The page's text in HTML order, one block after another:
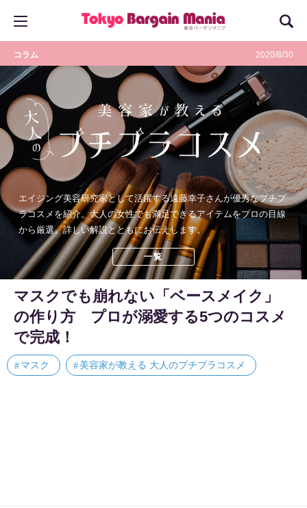
コラム 2020/8/30
エイジング美容研究家として活躍する遠藤幸子さんが優秀なプチプ
ラコスメを紹介。大人の女性でも満足できるアイテムをプロの目線
から厳選、詳しい解説とともにお伝えします。
一覧
マスクでも崩れない「ベースメイク」
の作り方 プロが溺愛する5つのコスメ
で完成！
マスク 美容家が教える 大人のプチプラコスメ